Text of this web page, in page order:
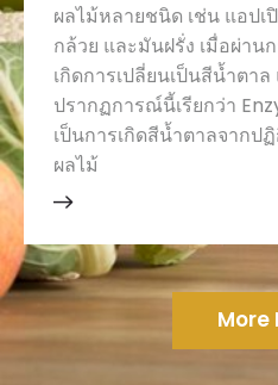
ผลไม้หลายชนิด เช่น แอปเ
กล้วย และมันฝรั่ง เมื่อผ่า
เกิดการเปลี่ยนเป็นสีน้ำตาล
ปรากฏการณ์นี้เรียกว่า
เป็นการเกิดสีน้ำตาลจากป
ผลไม้
More